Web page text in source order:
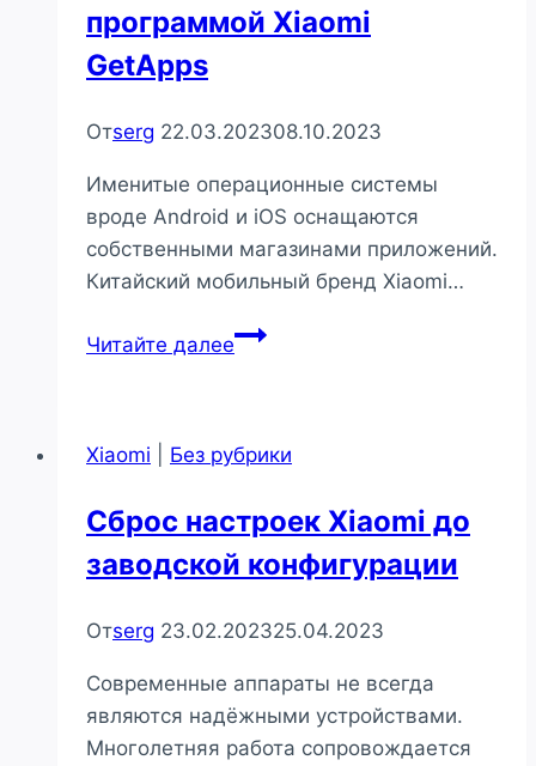
программой Xiaomi
GetApps
Отserg 22.03.202308.10.2023
Именитые операционные системы
вроде Android и iOS оснащаются
собственными магазинами приложений.
Китайский мобильный бренд Xiaomi…
Читайте далееОсобенности
GetApps
Xiaomi Без рубрики
Сброс настроек Xiaomi до
заводской конфигурации
Отserg 23.02.202325.04.2023
Современные аппараты не всегда
являются надёжными устройствами.
Многолетняя работа сопровождается